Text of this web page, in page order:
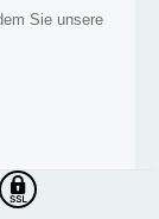
Sie unsere